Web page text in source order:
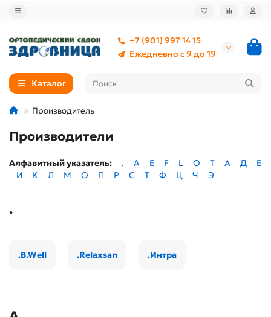
+7 (901) 997 14 15
Ежедневно с 9 до 19
Каталог
Производитель
Производители
Алфавитный указатель: . A E F L O T А Д
Е
И
К Л М О П Р С Т Ф Ц Ч Э
.
.B.Well .Relaxsan .Интра